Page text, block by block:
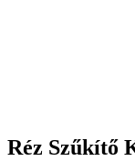
Réz Szűkítő